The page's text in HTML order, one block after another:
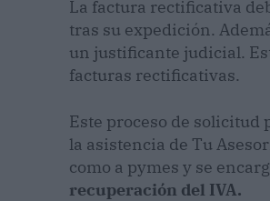
La factura rectificativa
tras su expedición.
un justificante judicial.
facturas rectificativas.
Este proceso de solicitud
la asistencia de Tu
como a pymes y se
recuperación del IVA.